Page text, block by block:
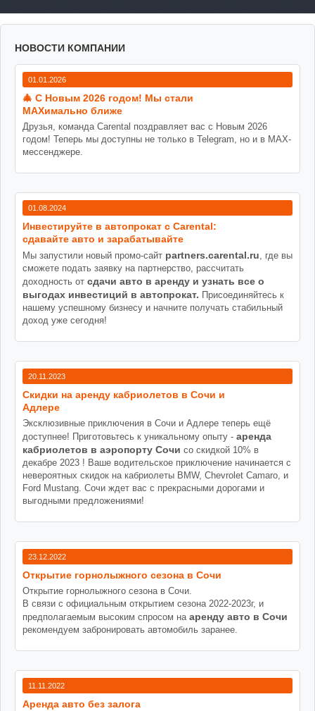
НОВОСТИ КОМПАНИИ
01.01.2026
🎄 С Новым 2026 годом! Мы стали
MAXимально ближе
Друзья, команда Carental поздравляет вас с Новым 2026
годом! Теперь мы доступны не только в Telegram, но и в MAX-
мессенджере.
01.08.2024
Инвестируйте в автопрокат с Carental:
сдавайте авто и зарабатывайте
Мы запустили новый промо-сайт partners.carental.ru, где вы
сможете подать заявку на партнерство, рассчитать
доходность от сдачи авто в аренду и узнать все о
выгодах инвестиций в автопрокат. Присоединяйтесь к
нашему успешному бизнесу и начните получать стабильный
доход уже сегодня!
20.11.2023
Cкидки на аренду кабриолетов в Сочи и
Адлере
Эксклюзивные приключения в Сочи и Адлере теперь ещё
доступнее! Приготовьтесь к уникальному опыту - аренда
кабриолетов в аэропорту Сочи со скидкой 10% в
декабре 2023 ! Ваше водительское приключение начинается с
невероятных скидок на кабриолеты BMW, Chevrolet Camaro, и
Ford Mustang. Сочи ждет вас с прекрасными дорогами и
выгодными предложениями!
23.12.2022
Открытие горнолыжного сезона в Сочи
Открытие горнолыжного сезона в Сочи.
В связи с официальным открытием сезона 2022-2023г, и
предполагаемым высоким спросом на аренду авто в Сочи
рекомендуем забронировать автомобиль заранее.
11.11.2022
Аренда авто без залога